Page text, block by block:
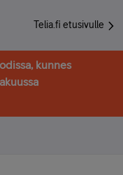
Telia.fi etusivulle
kunnes